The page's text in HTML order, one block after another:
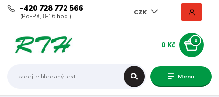
Menu
CZK
+420 728 772 566
(Po-Pá, 8-16 hod.)
0
0 Kč